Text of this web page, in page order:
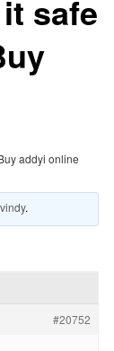
safe
addyi online
vindy.
#20752